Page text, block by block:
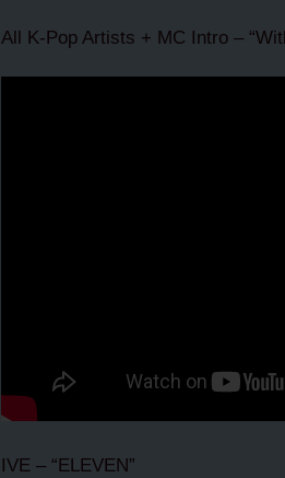
All K-Pop Artists + MC Intro –
IVE – “ELEVEN”